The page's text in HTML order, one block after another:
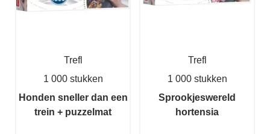
Trefl
1 000 stukken
Honden sneller dan een
trein + puzzelmat
Trefl
1 000 stukken
Sprookjeswereld
hortensia